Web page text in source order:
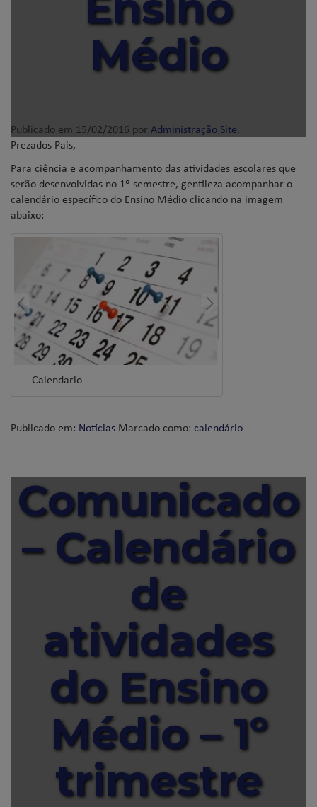
Médio
Publicado em 15/02/2016 por Administração Site.
Prezados Pais,
Para ciência e acompanhamento das atividades escolares que
serão desenvolvidas no 1º semestre, gentileza acompanhar o
calendário específico do Ensino Médio clicando na imagem
abaixo:
Calendario
Publicado em: Notícias Marcado como: calendário
Comunicado
– Calendário
de
atividades
do Ensino
Médio – 1º
trimestre